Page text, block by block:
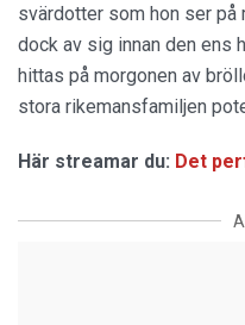
svärdotter som hon ser
dock av sig innan den ens
hittas på morgonen av
stora rikemansfamiljen
Här streamar du: Det